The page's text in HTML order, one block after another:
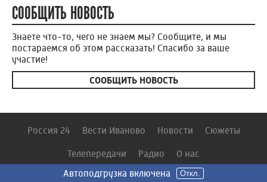
СООБЩИТЬ НОВОСТЬ
Знаете что-то, чего не знаем мы? Сообщите, и мы
постараемся об этом рассказать! Спасибо за ваше
участие!
СООБЩИТЬ НОВОСТЬ
Россия 24 Вести Иваново Новости Сюжеты
Телепередачи Радио
О нас
Автоподгрузка включена
Откл.
Автоподгрузка включена Откл.
Автоподгрузка включена Откл.
Автоподгрузка включена Откл.
Автоподгрузка включена Откл.